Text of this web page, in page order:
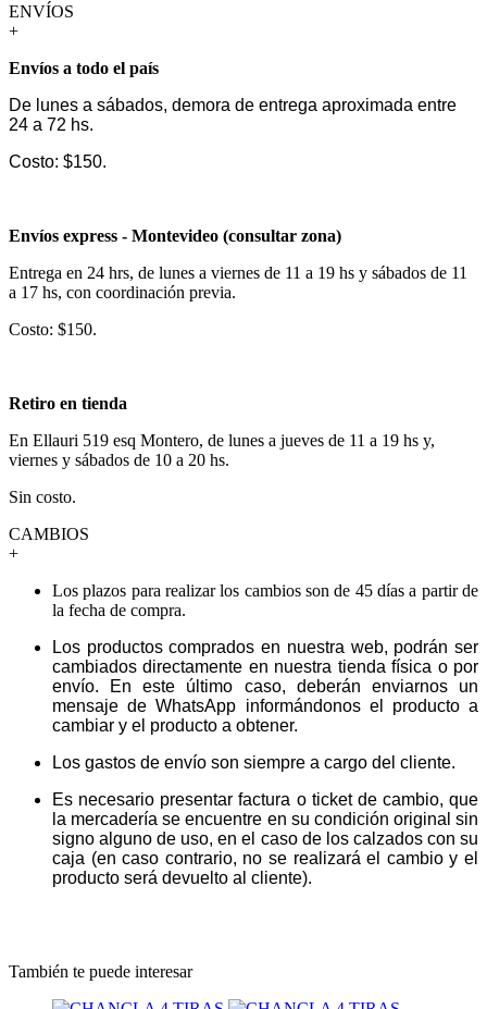
ENVÍOS
+
Envíos a todo el país
De lunes a sábados, demora de entrega aproximada entre
24 a 72 hs.
Costo: $150.
Envíos express - Montevideo (consultar zona)
Entrega en 24 hrs, de lunes a viernes de 11 a 19 hs y sábados de 11
a 17 hs, con coordinación previa.
Costo: $150.
Retiro en tienda
En Ellauri 519 esq Montero, de lunes a jueves de 11 a 19 hs y,
viernes y sábados de 10 a 20 hs.
Sin costo.
CAMBIOS
+
Los plazos para realizar los cambios son de 45 días a partir de
la fecha de compra.
Los productos comprados en nuestra web, podrán ser
cambiados directamente en nuestra tienda física o por
envío. En este último caso, deberán enviarnos un
mensaje de WhatsApp informándonos el producto a
cambiar y el producto a obtener.
Los gastos de envío son siempre a cargo del cliente.
Es necesario presentar factura o ticket de cambio, que
la mercadería se encuentre en su condición original sin
signo alguno de uso, en el caso de los calzados con su
caja (en caso contrario, no se realizará el cambio y el
producto será devuelto al cliente).
También te puede interesar